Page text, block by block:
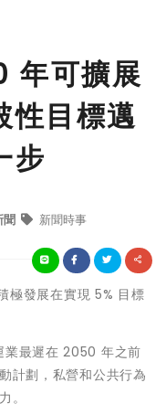
年可擴展
性目標邁
步
聞 新聞時事
極發展在實現 5% 目標
最遲在 2050 年之前
計劃 ，私營和公共行為
。